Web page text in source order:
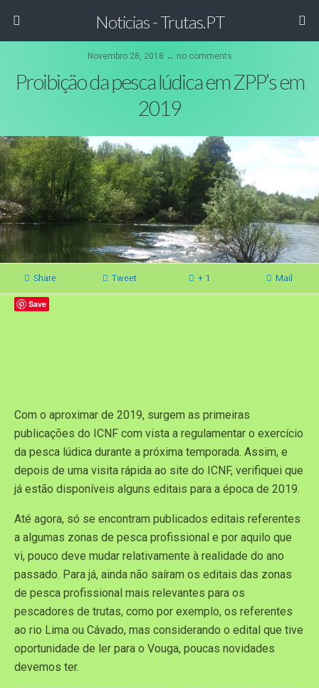
Noticias - Trutas.PT
Novembro 28, 2018 ↔ no comments
Proibição da pesca lúdica em ZPP’s em
2019
Share Tweet + 1 Mail
Save
Com o aproximar de 2019, surgem as primeiras
publicações do ICNF com vista a regulamentar o exercício
da pesca lúdica durante a próxima temporada. Assim, e
depois de uma visita rápida ao site do ICNF, verifiquei que
já estão disponíveis alguns editais para a época de 2019.
Até agora, só se encontram publicados editais referentes
a algumas zonas de pesca profissional e por aquilo que
vi, pouco deve mudar relativamente à realidade do ano
passado. Para já, ainda não saíram os editais das zonas
de pesca profissional mais relevantes para os
pescadores de trutas, como por exemplo, os referentes
ao rio Lima ou Cávado, mas considerando o edital que tive
oportunidade de ler para o Vouga, poucas novidades
devemos ter.